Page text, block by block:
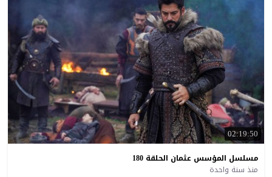
02:19:50
مسلسل المؤسس عثمان الحلقة 180
منذ سنة واحدة